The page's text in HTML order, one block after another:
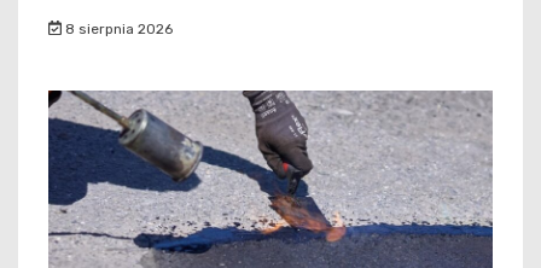
8 sierpnia 2026